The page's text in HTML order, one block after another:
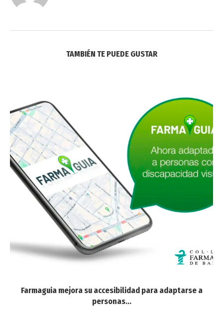
TAMBIÉN TE PUEDE GUSTAR
Farmaguia mejora su accesibilidad para adaptarse a
personas...